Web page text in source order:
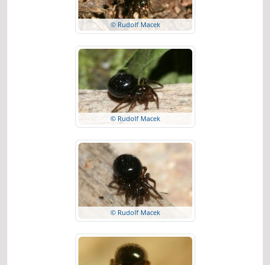
© Rudolf Macek
© Rudolf Macek
© Rudolf Macek